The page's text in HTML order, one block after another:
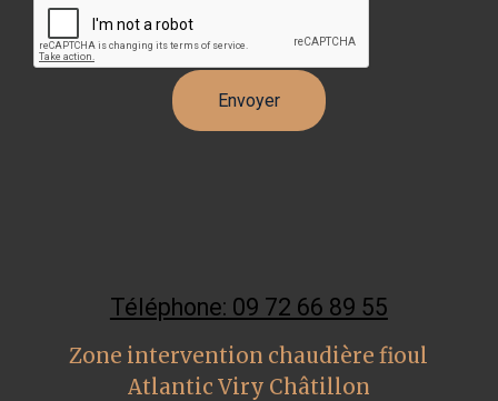
Téléphone: 09 72 66 89 55
Zone intervention chaudière fioul
Atlantic Viry Châtillon